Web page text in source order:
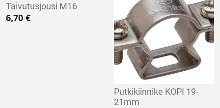
Taivutusjousi M16
6,70 €
Putkikiinnike KOPI 19-
21mm